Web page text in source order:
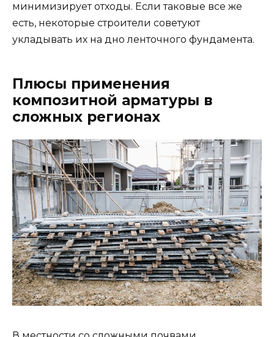
минимизирует отходы. Если таковые все же
есть, некоторые строители советуют
укладывать их на дно ленточного фундамента.
Плюсы применения
композитной арматуры в
сложных регионах